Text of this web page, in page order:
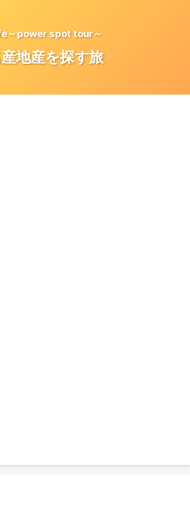
～power spot tour～
地産を探す旅